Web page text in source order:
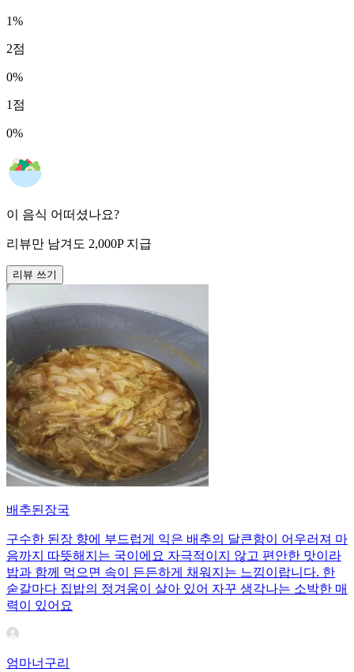
1%
2점
0%
1 점
0%
이 음식 어떠셨나요?
리뷰만 남겨도 2,000P 지급
리뷰 쓰기
배추된장국
구수한 된장 향에 부드럽게 익은 배추의 달큰함이 어우러져 마
음까지 따뜻해지는 국이에요 자극적이지 않고 편안한 맛이라
밥과 함께 먹으면 속이 든든하게 채워지는 느낌이랍니다. 한
숟갈마다 집밥의 정겨움이 살아 있어 자꾸 생각나는 소박한 매
력이 있어요
엄마너구리